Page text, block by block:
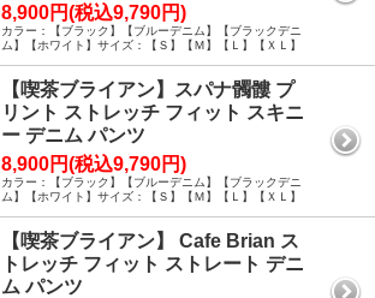
8,900円(税込9,790円)
カラー：【ブラック】【ブルーデニム】【ブラックデニ
ム】【ホワイト】サイズ：【Ｓ】【Ｍ】【Ｌ】【ＸＬ】
【喫茶ブライアン】スパナ髑髏 プ
リント ストレッチ フィット スキニ
ー デニム パンツ
8,900円(税込9,790円)
カラー：【ブラック】【ブルーデニム】【ブラックデニ
ム】【ホワイト】サイズ：【Ｓ】【Ｍ】【Ｌ】【ＸＬ】
【喫茶ブライアン】 Cafe Brian ス
トレッチ フィット ストレート デニ
ム パンツ